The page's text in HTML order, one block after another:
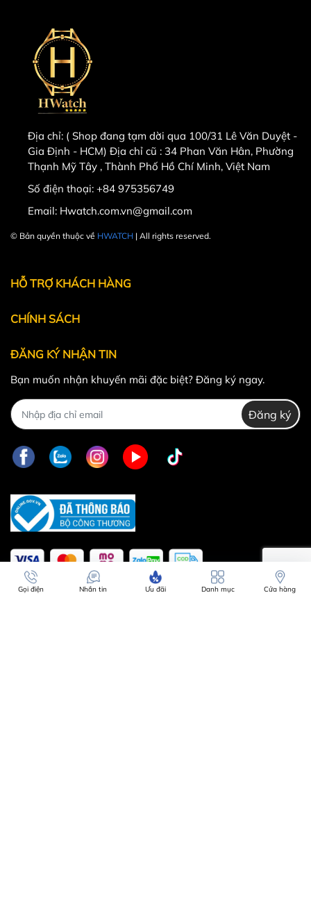
Địa chỉ: ( Shop đang tạm dời qua 100/31 Lê Văn Duyệt -
Gia Định - HCM) Địa chỉ cũ : 34 Phan Văn Hân, Phường
Thạnh Mỹ Tây , Thành Phố Hồ Chí Minh, Việt Nam
Số điện thoại: +84 975356749
Email: Hwatch.com.vn@gmail.com
© Bản quyền thuộc về HWATCH | All rights reserved.
HỖ TRỢ KHÁCH HÀNG
CHÍNH SÁCH
ĐĂNG KÝ NHẬN TIN
Bạn muốn nhận khuyến mãi đặc biệt? Đăng ký ngay.
Đăng ký
Gọi điện Nhắn tin Ưu đãi Danh mục Cửa hàng